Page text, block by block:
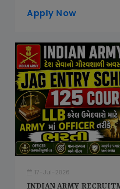
Apply Now
17-Jul-2026
INDIAN ARMY